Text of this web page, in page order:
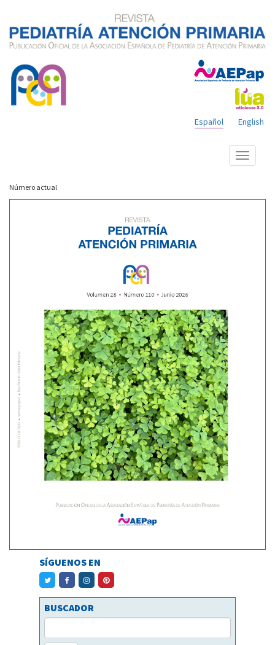
English
Español
Mostrar
menú
Número actual
SÍGUENOS EN
BUSCADOR